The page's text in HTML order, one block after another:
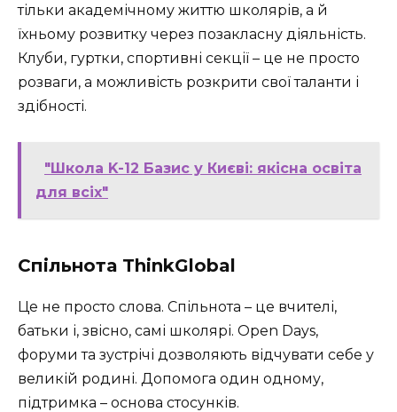
тільки академічному життю школярів, а й
їхньому розвитку через позакласну діяльність.
Клуби, гуртки, спортивні секції – це не просто
розваги, а можливість розкрити свої таланти і
здібності.
"Школа K-12 Базис у Києві: якісна освіта
для всіх"
Спільнота ThinkGlobal
Це не просто слова. Спільнота – це вчителі,
батьки і, звісно, самі школярі. Open Days,
форуми та зустрічі дозволяють відчувати себе у
великій родині. Допомога один одному,
підтримка – основа стосунків.